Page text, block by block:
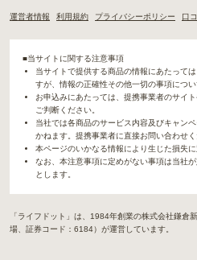
運営者情報 利用規約 プライバシーポリシー 口
■当サイトに関する注意事項
当サイトで提供する商品の情報にあたって
すが、情報の正確性その他一切の事項につ
お申込みにあたっては、提携事業者のサイ
ご判断ください。
当社では各商品のサービス内容及びキャン
かねます。提携事業者に直接お問い合わせく
本ページのいかなる情報により生じた損失
なお、本注意事項に定めがない事項は当社
とします。
「ライフドット」は、1984年創業の株式会社鎌倉
場、証券コード：6184）が運営しています。